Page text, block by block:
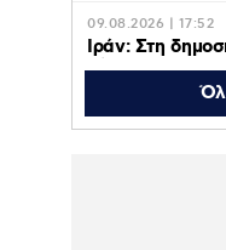
09.08.2026 | 17:52
Ιράν: Στη
βίντεο του
συνάντηση με
για το αν